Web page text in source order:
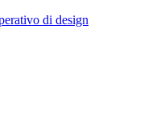
di design